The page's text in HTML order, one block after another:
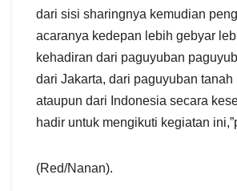
dari sisi sharingnya kemudian
acaranya kedepan lebih gebyar
kehadiran dari paguyuban
dari Jakarta, dari paguyuban tanah
ataupun dari Indonesia secara
hadir untuk mengikuti kegiatan
(Red/Nanan).